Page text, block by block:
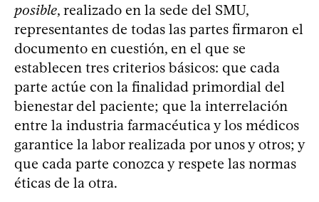
posible, realizado en la sede del SMU,
representantes de todas las partes firmaron el
documento en cuestión, en el que se
establecen tres criterios básicos: que cada
parte actúe con la finalidad primordial del
bienestar del paciente; que la interrelación
entre la industria farmacéutica y los médicos
garantice la labor realizada por unos y otros; y
que cada parte conozca y respete las normas
éticas de la otra.